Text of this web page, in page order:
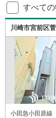
すべて
川崎市宮前区
小田急小田原線